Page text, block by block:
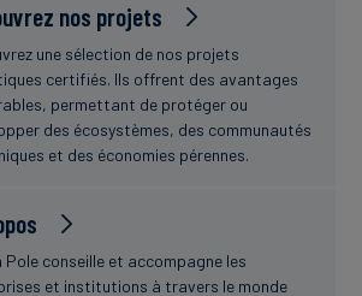
nos projets
une sélection de nos projets
certifiés. Ils offrent des avantages
permettant de protéger ou
des écosystèmes, des communautés
et des économies pérennes.
Pole conseille et accompagne les
et institutions à travers le monde